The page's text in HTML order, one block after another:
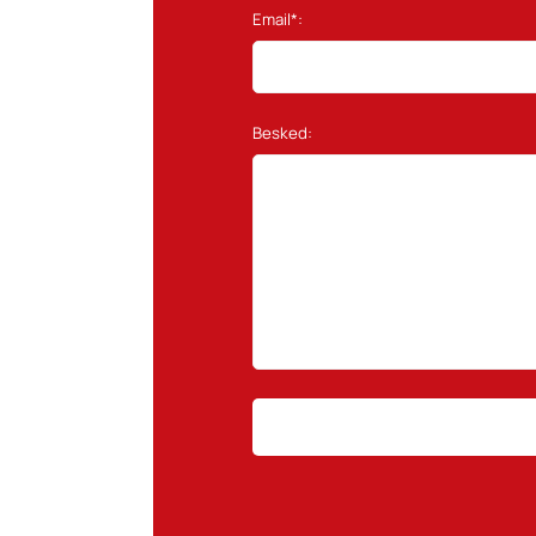
Email*:
Besked: